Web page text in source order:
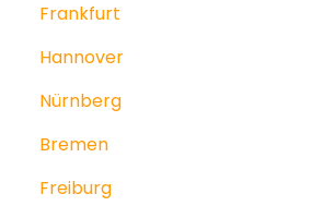
Frankfurt
Hannover
Nürnberg
Bremen
Freiburg